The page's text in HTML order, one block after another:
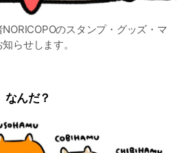
のスタンプ・グッズ・マ
らせします。
なんだ？